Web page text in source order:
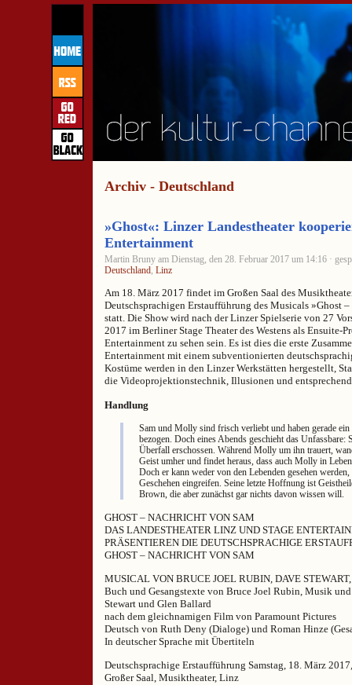
Archiv - Deutschland
»Ghost«: Linzer Landestheater
Entertainment
Martin Bruny am Dienstag, den 28. Februar 2017 um 14:16 ·
Deutschland, Linz
Am 18. März 2017 findet im Großen Saal des
Deutschsprachigen Erstaufführung des Musicals »Ghost
statt. Die Show wird nach der Linzer Spielserie von 27
2017 im Berliner Stage Theater des Westens als Ensuite-
Entertainment zu sehen sein. Es ist dies die erste
Entertainment mit einem subventionierten
Kostüme werden in den Linzer Werkstätten hergestellt,
die Videoprojektionstechnik, Illusionen und
Handlung
Sam und Molly sind frisch verliebt und haben gerade ein
bezogen. Doch eines Abends geschieht das Unfassbare:
Überfall erschossen. Während Molly um ihn trauert,
Geist umher und findet heraus, dass auch Molly in
Doch er kann weder von den Lebenden gesehen
Geschehen eingreifen. Seine letzte Hoffnung ist
Brown, die aber zunächst gar nichts davon wissen will.
GHOST – NACHRICHT VON SAM
DAS LANDESTHEATER LINZ UND STAGE
PRÄSENTIEREN DIE DEUTSCHSPRACHIGE
GHOST – NACHRICHT VON SAM
MUSICAL VON BRUCE JOEL RUBIN, DAVE
Buch und Gesangstexte von Bruce Joel Rubin, Musik
Stewart und Glen Ballard
nach dem gleichnamigen Film von Paramount Pictures
Deutsch von Ruth Deny (Dialoge) und Roman Hinze
In deutscher Sprache mit Übertiteln
Deutschsprachige Erstaufführung Samstag, 18. März
Großer Saal, Musiktheater, Linz